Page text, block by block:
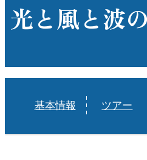
光と風と波
基本情報 ツアー